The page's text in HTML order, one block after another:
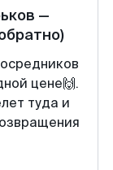
—
цене🙌.
туда и